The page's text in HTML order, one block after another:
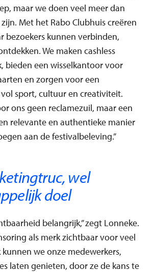
maar we doen veel meer dan
Met het Rabo Clubhuis creëren
bezoekers kunnen verbinden,
We maken cashless
bieden een wisselkantoor voor
en zorgen voor een
sport, cultuur en creativiteit.
ons geen reclamezuil, maar een
relevante en authentieke manier
aan de festivalbeleving.”
wel
doel
belangrijk,” zegt Lonneke.
als merk zichtbaar voor veel
kunnen we onze medewerkers,
laten genieten, door ze de kans te